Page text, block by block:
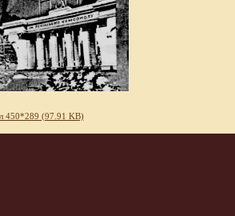
450*289 (97.91 KB)